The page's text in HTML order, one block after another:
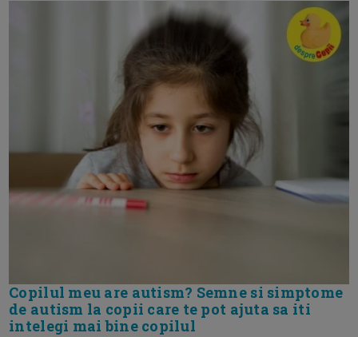
Copilul meu are autism? Semne si simptome
de autism la copii care te pot ajuta sa iti
intelegi mai bine copilul